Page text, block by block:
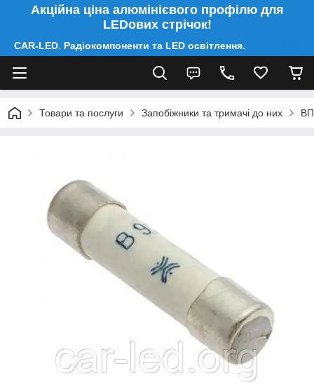
Акційна ціна алюмінієвого профілю для
LEDових стрічок!
CAR-LED. Радіокомпоненти та LED освітлення.
Товари та послуги Запобіжники та тримачі до них